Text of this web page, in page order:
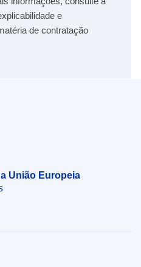
e
de contratação
da União Europeia
União Europeia